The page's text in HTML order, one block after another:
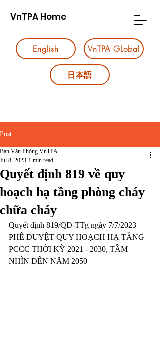
VnTPA Home
English VnTPA GLobal
日本語
Post
Quyết định 819 về quy
hoạch hạ tầng phòng cháy
chữa cháy
Ban Văn Phòng VnTPA
Jul 8, 2023 1 min read
Quyết định 819/QĐ-TTg ngày 7/7/2023
PHÊ DUYỆT QUY HOẠCH HẠ TẦNG
PCCC THỜI KỲ 2021 - 2030, TẦM
NHÌN ĐẾN NĂM 2050